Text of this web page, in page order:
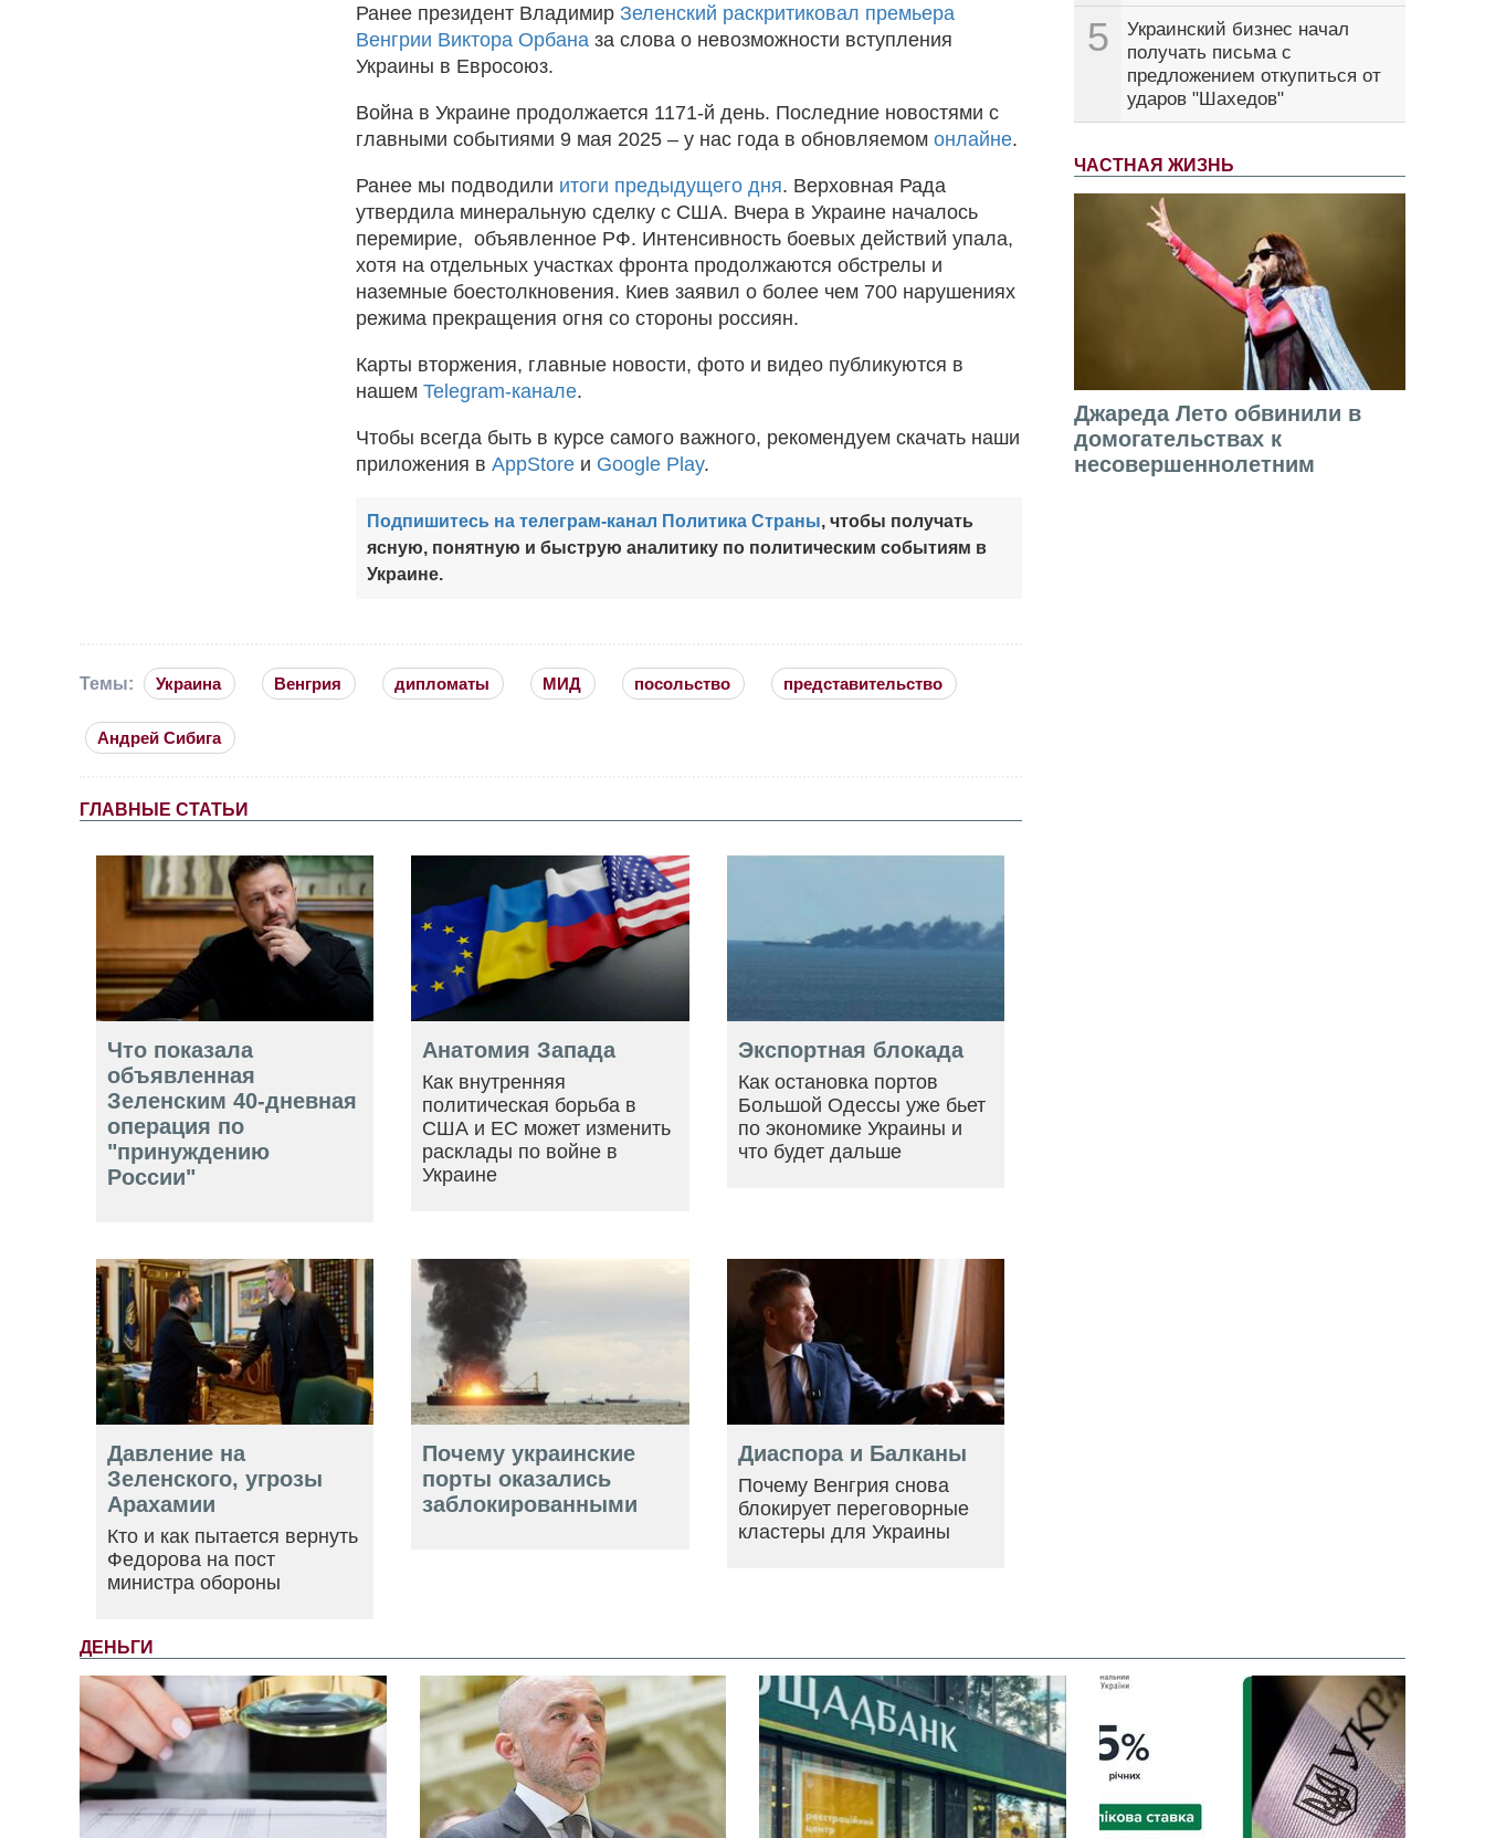
5
Украинский бизнес начал
получать письма с
предложением откупиться от
ударов "Шахедов"
ЧАСТНАЯ ЖИЗНЬ
Джареда Лето обвинили в
домогательствах к
несовершеннолетним
Ранее президент Владимир Зеленский раскритиковал премьера
Венгрии Виктора Орбана за слова о невозможности вступления
Украины в Евросоюз.
Война в Украине продолжается 1171-й день. Последние новостями с
главными событиями 9 мая 2025 – у нас года в обновляемом онлайне.
Ранее мы подводили итоги предыдущего дня. Верховная Рада
утвердила минеральную сделку с США. Вчера в Украине началось
перемирие, объявленное РФ. Интенсивность боевых действий упала,
хотя на отдельных участках фронта продолжаются обстрелы и
наземные боестолкновения. Киев заявил о более чем 700 нарушениях
режима прекращения огня со стороны россиян.
Карты вторжения, главные новости, фото и видео публикуются в
нашем Telegram-канале.
Чтобы всегда быть в курсе самого важного, рекомендуем скачать наши
приложения в AppStore и Google Play.
Подпишитесь на телеграм-канал Политика Страны, чтобы получать
ясную, понятную и быструю аналитику по политическим событиям в
Украине.
Темы: Украина Венгрия дипломаты МИД посольство представительство
Андрей Сибига
ГЛАВНЫЕ СТАТЬИ
Что показала
объявленная
Зеленским 40-дневная
операция по
"принуждению
России"
Анатомия Запада
Как внутренняя
политическая борьба в
США и ЕС может изменить
расклады по войне в
Украине
Экспортная блокада
Как остановка портов
Большой Одессы уже бьет
по экономике Украины и
что будет дальше
Давление на
Зеленского, угрозы
Арахамии
Кто и как пытается вернуть
Федорова на пост
министра обороны
Почему украинские
порты оказались
заблокированными
Диаспора и Балканы
Почему Венгрия снова
блокирует переговорные
кластеры для Украины
ДЕНЬГИ